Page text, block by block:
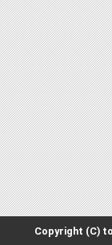
Copyright (C)